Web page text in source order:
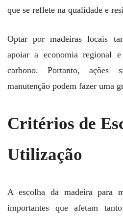
que se reflete na qualidade e
Optar por madeiras locais
apoiar a economia regional
carbono. Portanto, ações
manutenção podem fazer uma
Critérios de
Utilização
A escolha da madeira para
importantes que afetam